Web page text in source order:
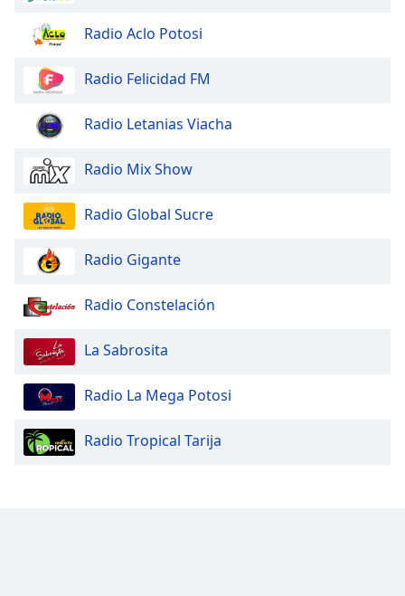
Radio Aclo Potosi
Radio Felicidad FM
Radio Letanias Viacha
Radio Mix Show
Radio Global Sucre
Radio Gigante
Radio Constelación
La Sabrosita
Radio La Mega Potosi
Radio Tropical Tarija